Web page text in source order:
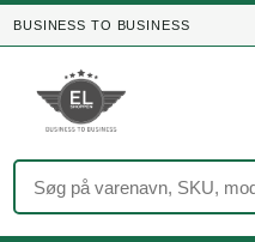
BUSINESS TO BUSINESS